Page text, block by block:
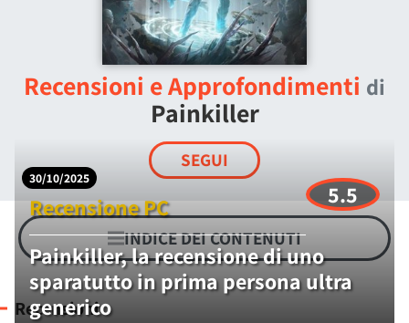
Recensioni e Approfondimenti di
Painkiller
SEGUI
INDICE DEI CONTENUTI
Recensioni
30/10/2025
Recensione PC 5.5
Painkiller, la recensione di uno
sparatutto in prima persona ultra
generico